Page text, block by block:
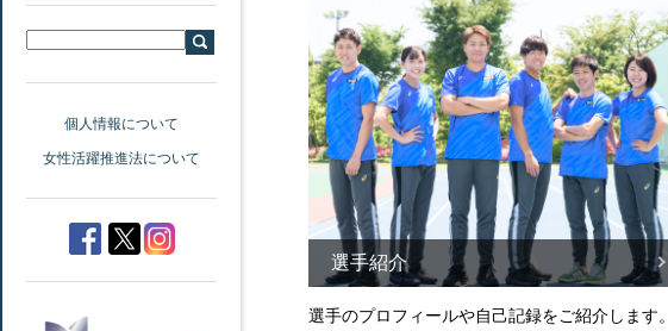
個人情報について
女性活躍推進法について
選手紹介
選手のプロフィールや自己記録をご紹介します。